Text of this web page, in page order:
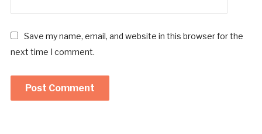
Save my name, email, and website in this browser for the
next time I comment.